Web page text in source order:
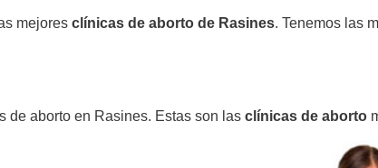
mejores clínicas de aborto de Rasines. Tenemos las
de aborto en Rasines. Estas son las clínicas de aborto